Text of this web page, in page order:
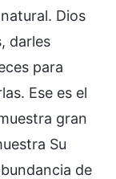
Dios
darles
para
Ese es el
gran
Su
de